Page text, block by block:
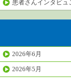
患者さんインタビュ
2026年6月
2026年5月